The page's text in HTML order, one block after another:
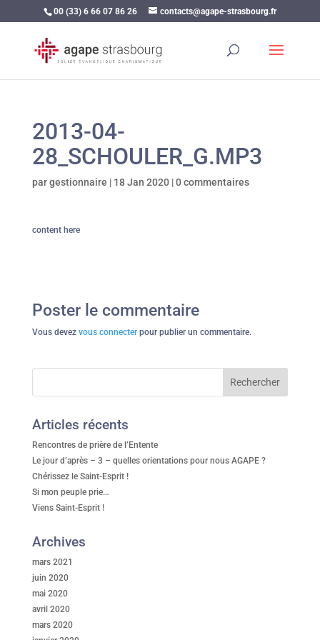
00 (33) 6 66 07 86 26 contacts@agape-strasbourg.fr
2013-04-
28_SCHOULER_G.MP3
pargestionnaire | 18 Jan 2020|0 commentaires
content here
Poster le commentaire
Vous devez vous connecterpour publier un commentaire.
Articles récents
Rencontres de prière de l’Entente
Le jour d’après – 3 – quelles orientations pour nous AGAPE ?
Chérissez le Saint-Esprit !
Si mon peuple prie…
Viens Saint-Esprit !
Archives
mars 2021
juin 2020
mai 2020
avril 2020
mars 2020